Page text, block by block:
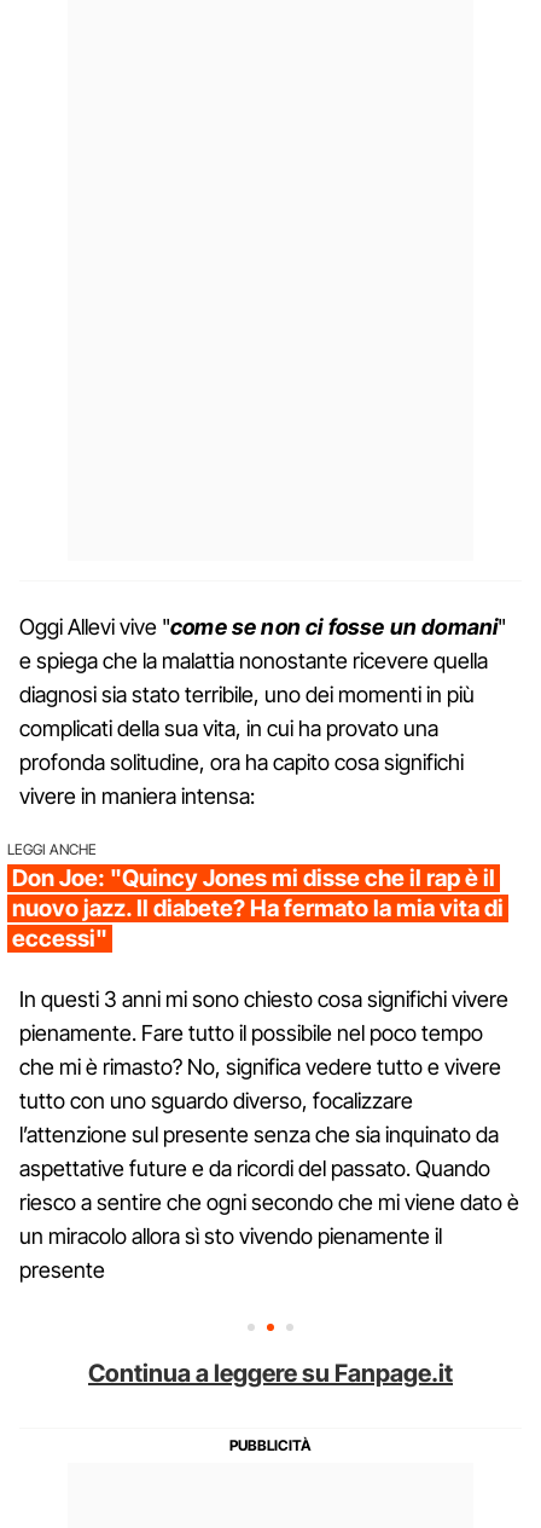
Oggi Allevi vive "come se non ci fosse un domani"
e spiega che la malattia nonostante ricevere quella
diagnosi sia stato terribile, uno dei momenti in più
complicati della sua vita, in cui ha provato una
profonda solitudine, ora ha capito cosa significhi
vivere in maniera intensa:
LEGGI ANCHE
Don Joe: "Quincy Jones mi disse che il rap è il
nuovo jazz. Il diabete? Ha fermato la mia vita di
eccessi"
In questi 3 anni mi sono chiesto cosa significhi vivere
pienamente. Fare tutto il possibile nel poco tempo
che mi è rimasto? No, significa vedere tutto e vivere
tutto con uno sguardo diverso, focalizzare
l’attenzione sul presente senza che sia inquinato da
aspettative future e da ricordi del passato. Quando
riesco a sentire che ogni secondo che mi viene dato è
un miracolo allora sì sto vivendo pienamente il
presente
Continua a leggere su Fanpage.it